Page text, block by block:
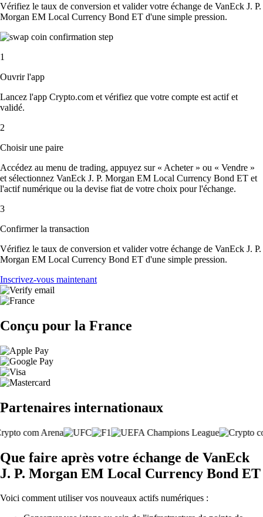
Vérifiez le taux de conversion et valider votre échange de VanEck J. P.
Morgan EM Local Currency Bond ET d'une simple pression.
1
Ouvrir l'app
Lancez l'app Crypto.com et vérifiez que votre compte est actif et
validé.
2
Choisir une paire
Accédez au menu de trading, appuyez sur « Acheter » ou « Vendre »
et sélectionnez VanEck J. P. Morgan EM Local Currency Bond ET et
l'actif numérique ou la devise fiat de votre choix pour l'échange.
3
Confirmer la transaction
Vérifiez le taux de conversion et valider votre échange de VanEck J. P.
Morgan EM Local Currency Bond ET d'une simple pression.
Inscrivez-vous maintenant
Conçu pour la France
Partenaires internationaux
Que faire après votre échange de VanEck
J. P. Morgan EM Local Currency Bond ET
Voici comment utiliser vos nouveaux actifs numériques :